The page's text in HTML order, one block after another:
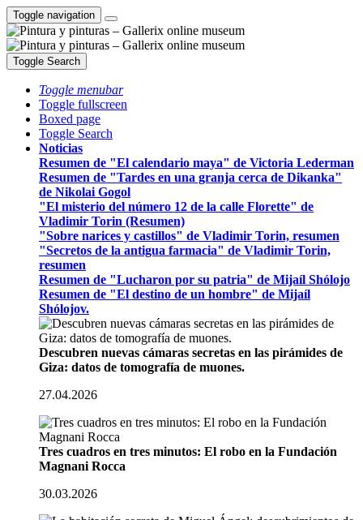
Toggle navigation
Toggle Search
Toggle menubar
Toggle fullscreen
Boxed page
Toggle Search
Noticias
Resumen de "El calendario maya" de Victoria Lederman
Resumen de "Tardes en una granja cerca de Dikanka"
de Nikolai Gogol
"El misterio del número 12 de la calle Florette" de
Vladimir Torin (Resumen)
"Sobre narices y castillos" de Vladimir Torin, resumen
"Secretos de la antigua farmacia" de Vladimir Torin,
resumen
Resumen de "Lucharon por su patria" de Mijaíl Shólojo
Resumen de "El destino de un hombre" de Mijaíl
Shólojov.
Descubren nuevas cámaras secretas en las pirámides de
Giza: datos de tomografía de muones.
27.04.2026
Tres cuadros en tres minutos: El robo en la Fundación
Magnani Rocca
30.03.2026